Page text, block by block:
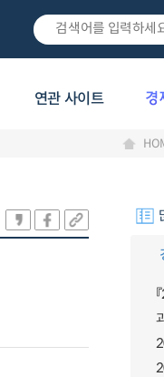
연관 사이트